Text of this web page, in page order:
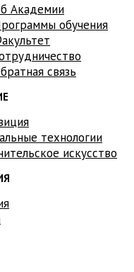
Академии
обучения
связь
технологии
искусство